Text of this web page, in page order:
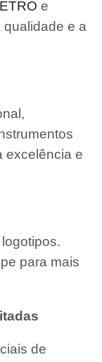
e
e a
excelência e
para mais
de